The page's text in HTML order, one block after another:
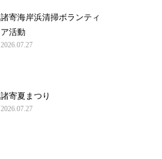
諸寄海岸浜清掃ボランティ
ア活動
2026.07.27
諸寄夏まつり
2026.07.27